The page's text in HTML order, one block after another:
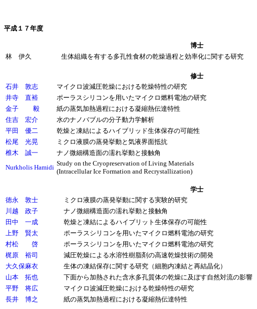
平成１７年度
博士
林 伊久
生体組織を有する多孔性食材の乾燥過程と効率化に関する研究
修士
石井 敦志
マイクロ波減圧乾燥における乾燥特性の研究
井寺 直裕
ポーラスシリコンを用いたマイクロ燃料電池の研究
金子 毅
紙の蒸気加熱過程における凝縮熱伝達特性
住吉 宏介 水のナノバブルの分子動力学解析
平田 優二
乾燥と凍結によるハイブリッド生体保存の可能性
松尾 光晃
ミクロ液膜の蒸発挙動と気液界面抵抗
椎木 誠一
ナノ微細構造面の濡れ挙動と接触角
Nurkholis Hamidi
Study on the Cryopreservation of Living Materials
(Intracellular Ice Formation and Recrystallization)
学士
徳永 敦士
ミクロ液膜の蒸発挙動に関する実験的研究
川越 政子
ナノ微細構造面の濡れ挙動と接触角
田中 一成
乾燥と凍結によるハイブリット生体保存の可能性
上野 賢太
ポーラスシリコンを用いたマイクロ燃料電池の研究
村松 啓
ポーラスシリコンを用いたマイクロ燃料電池の研究
梶原 裕司
減圧乾燥による水溶性樹脂剤の高速乾燥技術の開発
大久保麻衣
生体の凍結保存に関する研究（細胞内凍結と再結晶化）
山本 拓也
下面から加熱された含水多孔質体の乾燥に及ぼす自然対流の影響
平野 将広
マイクロ波減圧乾燥における乾燥特性の研究
長井 博之
紙の蒸気加熱過程における凝縮熱伝達特性